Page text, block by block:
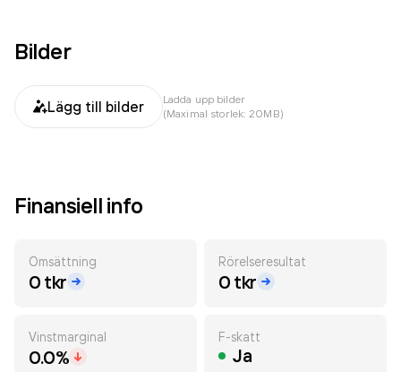
Bilder
Lägg till bilder
Ladda upp bilder
(Maximal storlek: 20MB)
Finansiell info
Omsättning
0 tkr
Rörelseresultat
0 tkr
Vinstmarginal
0.0%
F-skatt
Ja